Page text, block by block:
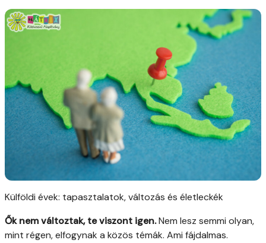
Külföldi évek: tapasztalatok, változás és életleckék
Ők nem változtak, te viszont igen.Nem lesz semmi olyan,
mint régen, elfogynak a közös témák. Ami fájdalmas.